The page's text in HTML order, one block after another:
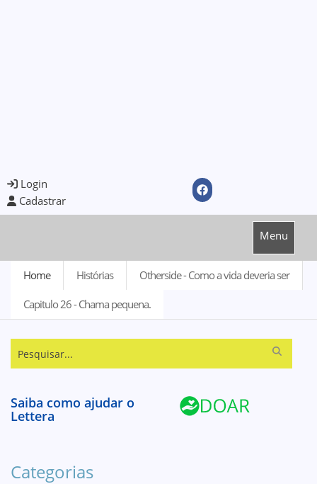
Login
Cadastrar
Menu
Home Histórias Otherside - Como a vida deveria ser
Capitulo 26 - Chama pequena.
Saiba como ajudar o
Lettera
Categorias